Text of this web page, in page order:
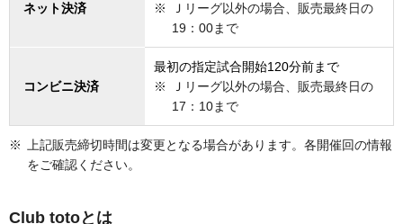
ネット決済
Ｊリーグ以外の場合、販売最終日の
19：00まで
コンビニ決済
最初の指定試合開始120分前まで
Ｊリーグ以外の場合、販売最終日の
17：10まで
上記販売締切時間は変更となる場合があります。各開催回の情報
をご確認ください。
Club totoとは